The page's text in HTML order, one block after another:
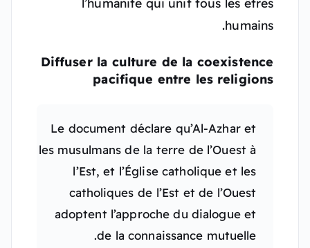
humains.
Diffuser la culture de la coexistence
pacifique entre les religions
Le document déclare qu’Al-Azhar et
les musulmans de la terre de l’Ouest à
l’Est, et l’Église catholique et les
catholiques de l’Est et de l’Ouest
adoptent l’approche du dialogue et
de la connaissance mutuelle.